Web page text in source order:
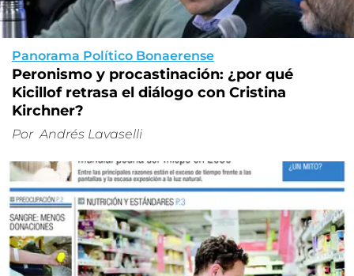
Panorama Político Bonaerense
Peronismo y procastinación: ¿por qué
Kicillof retrasa el diálogo con Cristina
Kirchner?
Por Andrés Lavaselli